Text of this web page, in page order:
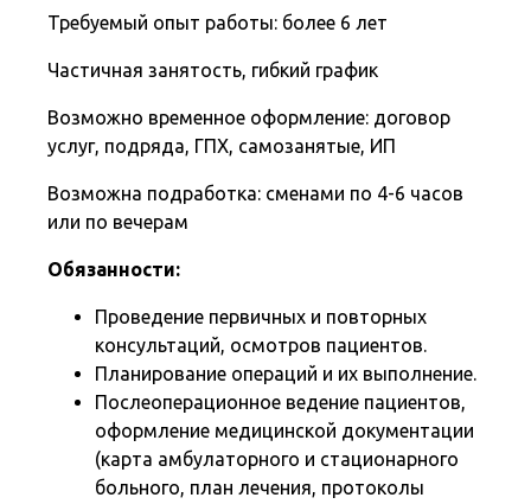
Требуемый опыт работы: более 6 лет
Частичная занятость, гибкий график
Возможно временное оформление: договор
услуг, подряда, ГПХ, самозанятые, ИП
Возможна подработка: сменами по 4-6 часов
или по вечерам
Обязанности: ​​​​​​
Проведение первичных и повторных
консультаций, осмотров пациентов.
Планирование операций и их выполнение.
Послеоперационное ведение пациентов,
оформление медицинской документации
(карта амбулаторного и стационарного
больного, план лечения, протоколы